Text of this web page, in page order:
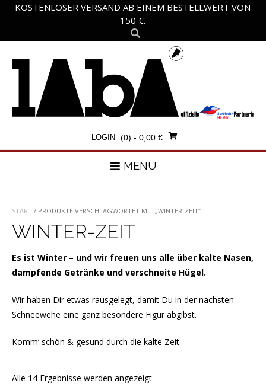
KOSTENLOSER VERSAND AB EINEM BESTELLWERT VON
150 €.
LOGIN (0) - 0,00 €
MENU
START / PRODUKTE VERSCHLAGWORTET MIT „WINTER-ZEIT“
WINTER-ZEIT
Es ist Winter – und wir freuen uns alle über kalte Nasen,
dampfende Getränke und verschneite Hügel.
Wir haben Dir etwas rausgelegt, damit Du in der nächsten
Schneewehe eine ganz besondere Figur abgibst.
Komm‘ schön & gesund durch die kalte Zeit.
Alle 14 Ergebnisse werden angezeigtNach